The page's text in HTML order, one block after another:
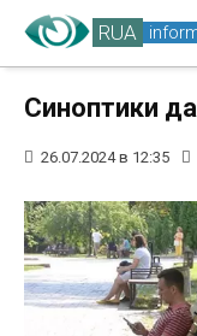
RUA
Синоптики
26.07.2024 в 12:35